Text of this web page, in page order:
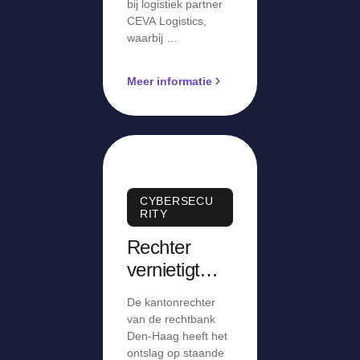
bij logistiek partner
CEVA Logistics,
waarbij …
Meer informatie
CYBERSECU
RITY
Rechter
vernietigt
staande
voet:
De kantonrechter
van de rechtbank
Den-Haag heeft het
ontslag op staande